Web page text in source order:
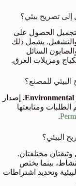
تصريح بيئي؟
الحصول على
يشمل ذلك
السائل
ومزيلات العرق.
للمصنع؟
Environmental إصدار
الطلبات ومتابعتها
.
البيئي؟
مختلفتان.
بينما يختص
وتحديد اشتراطات